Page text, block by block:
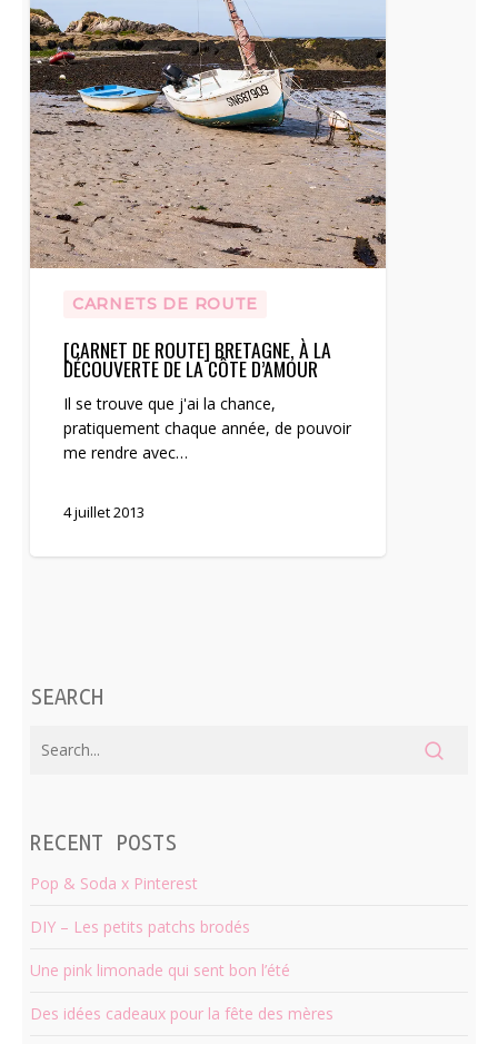
CARNETS DE ROUTE
[CARNET DE ROUTE] BRETAGNE, À LA
DÉCOUVERTE DE LA CÔTE D’AMOUR
Il se trouve que j'ai la chance,
pratiquement chaque année, de pouvoir
me rendre avec…
4 juillet 2013
SEARCH
RECENT POSTS
Pop & Soda x Pinterest
DIY – Les petits patchs brodés
Une pink limonade qui sent bon l’été
Des idées cadeaux pour la fête des mères